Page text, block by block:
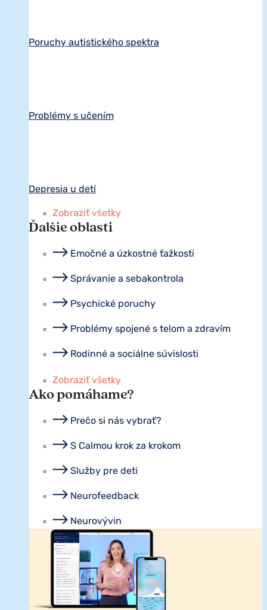
Poruchy autistického spektra
Problémy s učením
Depresia u detí
Zobraziť všetky
Ďalšie oblasti
Emočné a úzkostné ťažkosti
Správanie a sebakontrola
Psychické poruchy
Problémy spojené s telom a zdravím
Rodinné a sociálne súvislosti
Zobraziť všetky
Ako pomáhame?
Prečo si nás vybrať?
S Calmou krok za krokom
Služby pre deti
Neurofeedback
Neurovývin